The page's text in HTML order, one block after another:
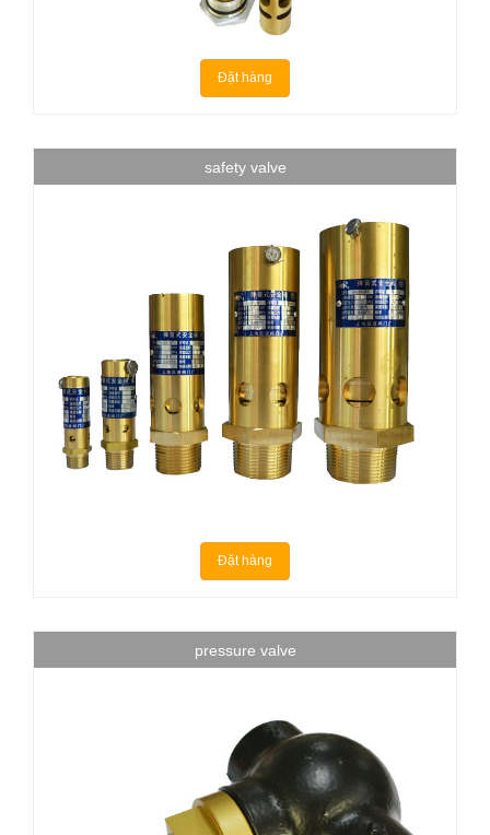
Đặt hàng
safety valve
Đặt hàng
pressure valve